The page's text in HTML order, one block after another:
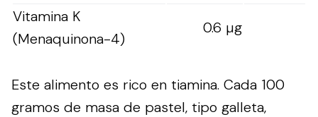
Vitamina K
(Menaquinona-4)
0.6 µg
Este alimento es rico en tiamina. Cada 100
gramos de masa de pastel, tipo galleta,